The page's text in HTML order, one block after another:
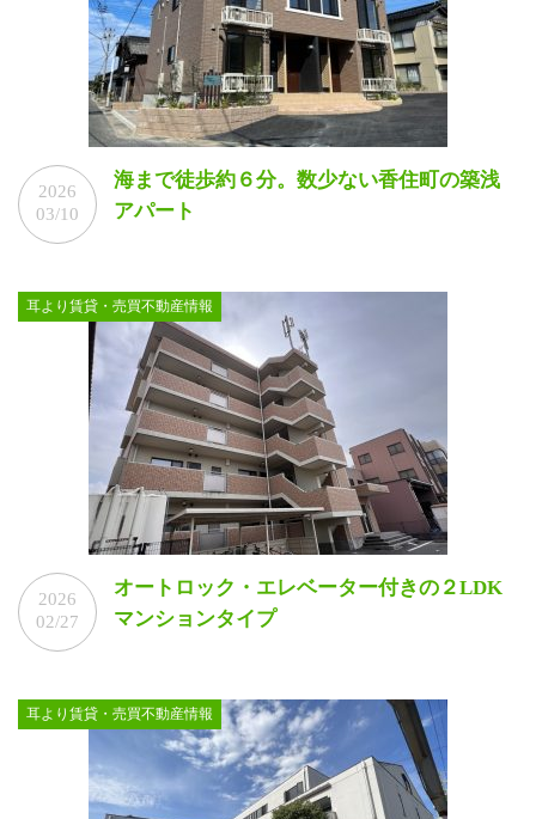
2026
03/10
海まで徒歩約６分。数少ない香住町の築浅
アパート
耳より賃貸・売買不動産情報
2026
02/27
オートロック・エレベーター付きの２LDK
マンションタイプ
耳より賃貸・売買不動産情報